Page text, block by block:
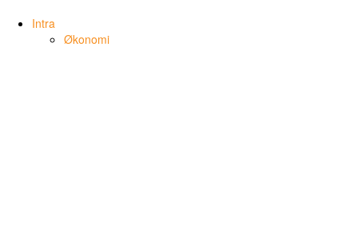
Intra
Økonomi